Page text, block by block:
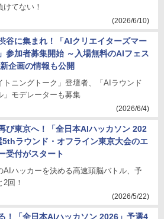
けてない！
(2026/6/10)
谷に集まれ！「AIクリエイターズマー
参加者募集開始 ～入場無料のAIフェス
企画の情報も公開
トニングトーク」登壇者、「AIラウンド
」モデレーターも募集
(2026/6/4)
び東京へ！「全日本AIハッカソン 202
5thラウンド・オフライン東京大会のエ
受付がスタート
AIハッカーを決める高速頭脳バトル、予
2回！
(2026/5/22)
！「全日本AIハッカソン 2026」予選4